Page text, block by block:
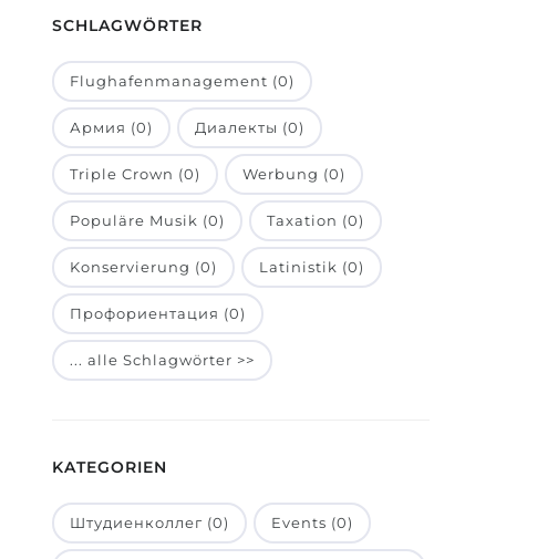
SCHLAGWÖRTER
Flughafenmanagement (0)
Армия (0) Диалекты (0)
Triple Crown (0) Werbung (0)
Populäre Musik (0) Taxation (0)
Konservierung (0) Latinistik (0)
Профориентация (0)
... alle Schlagwörter >>
KATEGORIEN
Штудиенколлег (0) Events (0)